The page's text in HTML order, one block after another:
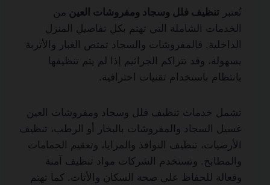
تُعتبر تنظيف فلل وسجاد ومفروشات العين من
الخدمات الشاملة التي تهتم بكل تفاصيل المنزل
الداخلية. فالمفروشات والسجاد تمتص الغبار والأتربة
بسهولة، وقد تتراكم الجراثيم إذا لم يتم تنظيفها
بانتظام باستخدام تقنيات احترافية.
تشمل خدمات تنظيف فلل وسجاد ومفروشات العين
غسيل السجاد والمفروشات بالبخار أو الرطب، تنظيف
الأرضيات، تنظيف النوافذ والمرايا، وتعقيم الحمامات
والمطابخ. وتستخدم الشركات مواد تنظيف آمنة
وفعالة للحفاظ على صحة السكان والأثاث. كما تهتم